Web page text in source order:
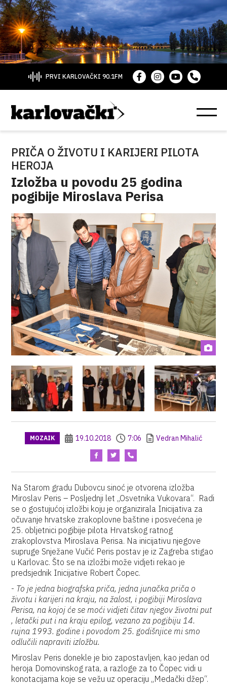
PRVI KARLOVAČKI 90.1FM
PRIČA O ŽIVOTU I KARIJERI PILOTA
HEROJA
Izložba u povodu 25 godina
pogibije Miroslava Perisa
MOZAIK 19.10.2018 7:06 Vedran Mihalić
Na Starom gradu Dubovcu sinoć je otvorena izložba
Miroslav Peris – Posljednji let „Osvetnika Vukovara“. Radi
se o gostujućoj izložbi koju je organizirala Inicijativa za
očuvanje hrvatske zrakoplovne baštine i posvećena je
25. obljetnici pogibije pilota Hrvatskog ratnog
zrakoplovstva Miroslava Perisa. Na inicijativu njegove
supruge Snježane Vučić Peris postav je iz Zagreba stigao
u Karlovac. Što se na izložbi može vidjeti rekao je
predsjednik Inicijative Robert Čopec.
- To je jedna biografska priča, jedna junačka priča o
životu i karijeri na kraju, na žalost, i pogibiji Miroslava
Perisa, na kojoj će se moći vidjeti čitav njegov životni put
, letački put i na kraju epilog, vezano za pogibiju 14.
rujna 1993. godine i povodom 25. godišnjice mi smo
odlučili napraviti izložbu.
Miroslav Peris donekle je bio zapostavljen, kao jedan od
heroja Domovinskog rata, a razloge za to Čopec vidi u
konotacijama koje se vežu uz operaciju „Medački džep“.